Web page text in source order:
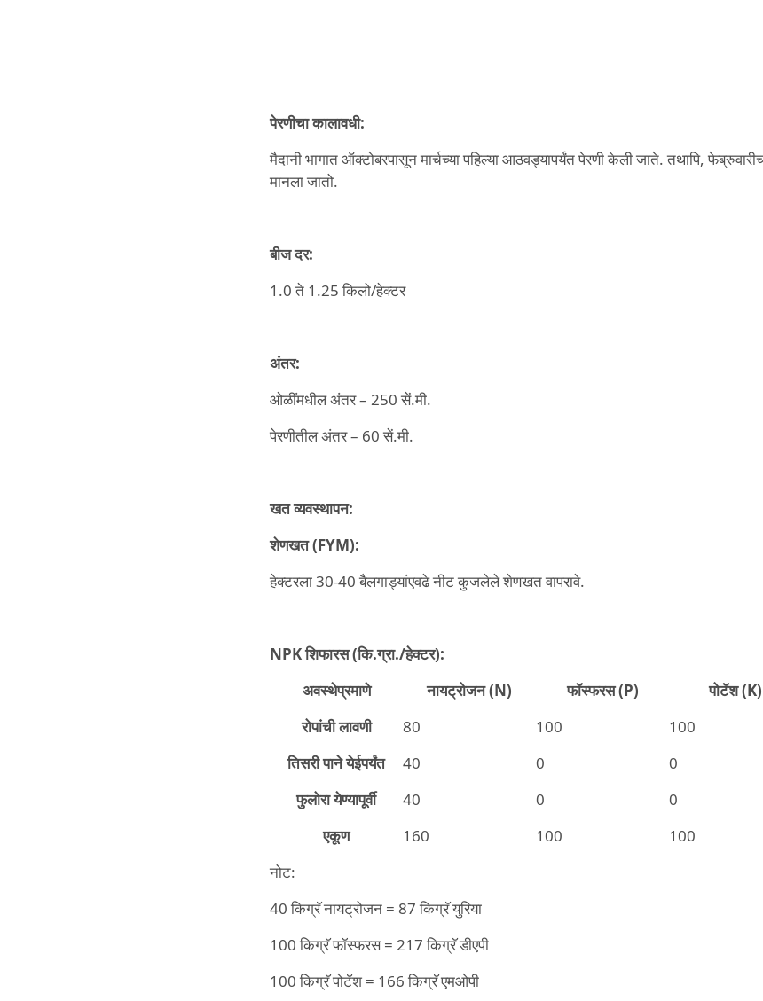
पेरणीचाकालावधी:
मैदानी भागात ऑक्टोबरपासून मार्चच्या पहिल्या आठवड्यापर्यंत पेरणी केली जाते. तथापि,
मानला जातो.
बीजदर:
1.0 ते 1.25 किलो/हेक्टर
अंतर:
ओळींमधील अंतर – 250 सें.मी.
पेरणीतील अंतर – 60 सें.मी.
खतव्यवस्थापन:
शेणखत (FYM):
हेक्टरला 30-40 बैलगाड्यांएवढे नीट कुजलेले शेणखत वापरावे.
NPKशिफारस (कि.ग्रा./हेक्टर):
अवस्थेप्रमाणे
नायट्रोजन (N) फॉस्फरस (P)
पोटॅश (K)
रोपांची लावणी
80 100
100
तिसरी पाने येईपर्यंत
40 0
0
फुलोरा येण्यापूर्वी
40 0
0
एकूण
160 100
100
नोट:
40 किग्रॅ नायट्रोजन = 87 किग्रॅ युरिया
100 किग्रॅ फॉस्फरस = 217 किग्रॅ डीएपी
100 किग्रॅ पोटॅश = 166 किग्रॅ एमओपी